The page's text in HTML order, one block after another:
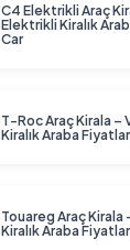
C4 Elektrikli Araç
Elektrikli Kiralık
Car
T-Roc Araç Kirala
Kiralık Araba
Touareg Araç
Kiralık Araba